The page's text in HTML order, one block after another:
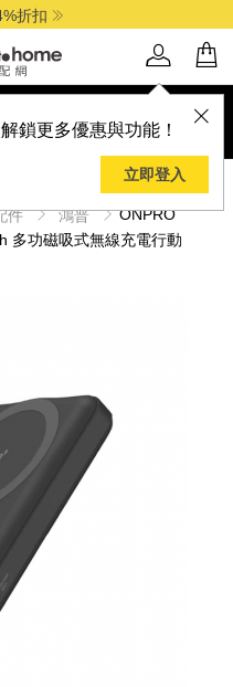
折扣
鎖更多優惠與功能！
立即登入
件 鴻普
ONPRO
多功磁吸式無線充電行動